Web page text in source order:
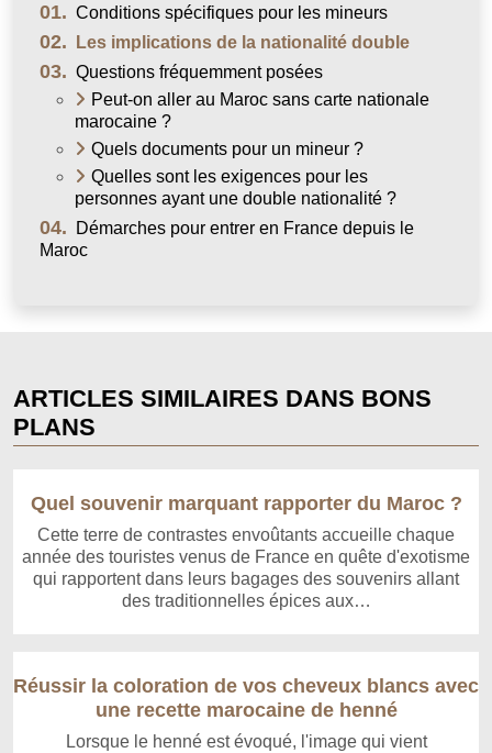
01. Conditions spécifiques pour les mineurs
02. Les implications de la nationalité double
03. Questions fréquemment posées
Peut-on aller au Maroc sans carte nationale
marocaine ?
Quels documents pour un mineur ?
Quelles sont les exigences pour les
personnes ayant une double nationalité ?
04.
Démarches pour entrer en France depuis le
Maroc
ARTICLES SIMILAIRES DANS BONS
PLANS
Quel souvenir marquant rapporter du Maroc ?
Cette terre de contrastes envoûtants accueille chaque
année des touristes venus de France en quête d'exotisme
qui rapportent dans leurs bagages des souvenirs allant
des traditionnelles épices aux…
Réussir la coloration de vos cheveux blancs avec
une recette marocaine de henné
Lorsque le henné est évoqué, l'image qui vient